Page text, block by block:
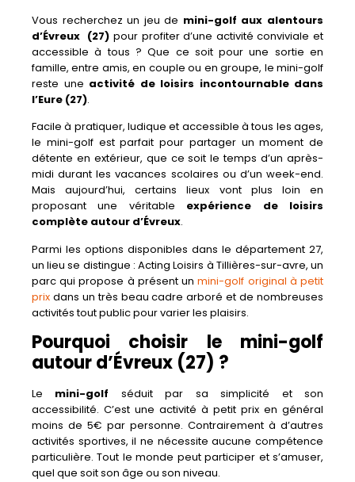
Vous recherchez un jeu de mini-golf aux alentours
d’Évreux (27) pour profiter d’une activité conviviale et
accessible à tous ? Que ce soit pour une sortie en
famille, entre amis, en couple ou en groupe, le mini-golf
reste une activité de loisirs incontournable dans
l’Eure (27).
Facile à pratiquer, ludique et accessible à tous les ages,
le mini-golf est parfait pour partager un moment de
détente en extérieur, que ce soit le temps d’un après-
midi durant les vacances scolaires ou d’un week-end.
Mais aujourd’hui, certains lieux vont plus loin en
proposant une véritable expérience de loisirs
complète autour d’Évreux.
Parmi les options disponibles dans le département 27,
un lieu se distingue : Acting Loisirs à Tillières-sur-avre, un
parc qui propose à présent unmini-golf original à petit
prix dans un très beau cadre arboré et de nombreuses
activités tout public pour varier les plaisirs.
Pourquoi choisir le mini-golf
autour d’Évreux (27) ?
Le mini-golf séduit par sa simplicité et son
accessibilité. C’est une activité à petit prix en général
moins de 5€ par personne. Contrairement à d’autres
activités sportives, il ne nécessite aucune compétence
particulière. Tout le monde peut participer et s’amuser,
quel que soit son âge ou son niveau.